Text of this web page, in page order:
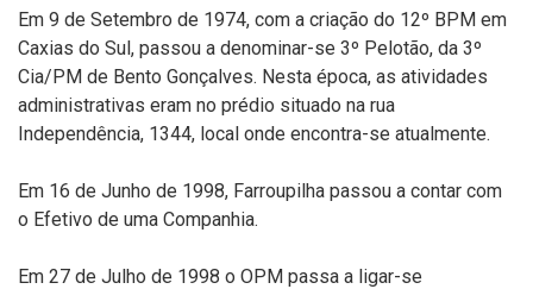
Em 9 de Setembro de 1974, com a criação do 12º BPM em
Caxias do Sul, passou a denominar-se 3º Pelotão, da 3º
Cia/PM de Bento Gonçalves. Nesta época, as atividades
administrativas eram no prédio situado na rua
Independência, 1344, local onde encontra-se atualmente.
Em 16 de Junho de 1998, Farroupilha passou a contar com
o Efetivo de uma Companhia.
Em 27 de Julho de 1998 o OPM passa a ligar-se